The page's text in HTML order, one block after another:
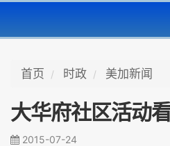
首页 时政 美加新闻
大华府社区活动
2015-07-24